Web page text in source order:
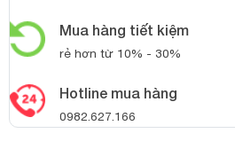
Mua hàng tiết kiệm
rẻ hơn từ 10% - 30%
Hotline mua hàng
0982.627.166